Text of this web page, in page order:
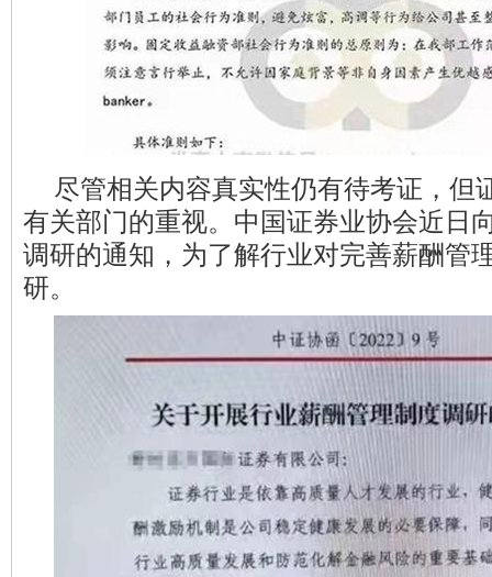
尽管相关内容真实性仍有待考证，但
有关部门的重视。中国证券业协会近日
调研的通知，为了解行业对完善薪酬管
研。